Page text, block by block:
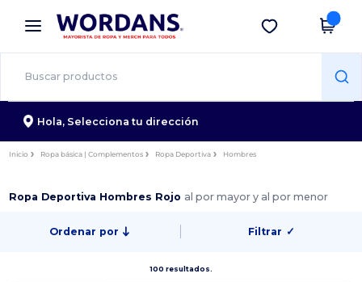
× App de Wordans
¡Mejores precios en app!
Descargar app
Hola, Selecciona tu dirección
Inicio Ropa básica | Complementos Ropa Deportiva Hombres
Ropa Deportiva Hombres Rojo al por mayor y al por menor
Ordenar por Filtrar ✓
100 resultados.